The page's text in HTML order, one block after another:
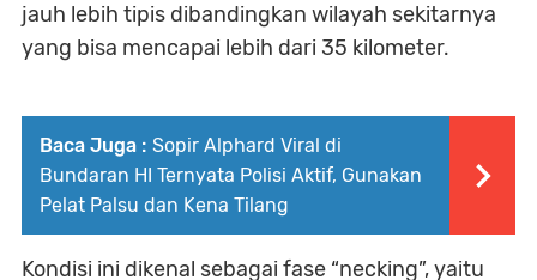
jauh lebih tipis dibandingkan wilayah sekitarnya
yang bisa mencapai lebih dari 35 kilometer.
Baca Juga : Sopir Alphard Viral di
Bundaran HI Ternyata Polisi Aktif, Gunakan
Pelat Palsu dan Kena Tilang
Kondisi ini dikenal sebagai fase “necking”, yaitu